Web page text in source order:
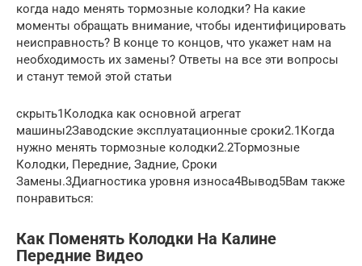
когда надо менять тормозные колодки? На какие
моменты обращать внимание, чтобы идентифицировать
неисправность? В конце то концов, что укажет нам на
необходимость их замены? Ответы на все эти вопросы
и станут темой этой статьи
скрыть1Колодка как основной агрегат
машины2Заводские эксплуатационные сроки2.1Когда
нужно менять тормозные колодки2.2Тормозные
Колодки, Передние, Задние, Сроки
Замены.3Диагностика уровня износа4Вывод5Вам также
понравиться:
Как Поменять Колодки На Калине
Передние Видео